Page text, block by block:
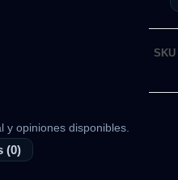
SKU
y opiniones disponibles.
(0)